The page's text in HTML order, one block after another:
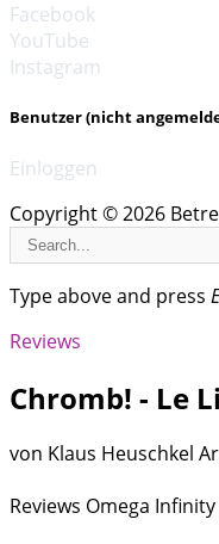
Facebook
YouTube
Instagram
Benutzer (nicht
Einloggen
Copyright © 2026
Type above and press
Reviews
Chromb! - Le
von Klaus Heuschkel
Reviews Omega